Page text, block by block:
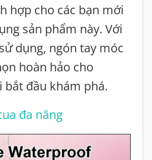
hợp cho các bạn mới
sản phẩm này. Với
dụng, ngón tay móc
hoàn hảo cho
đầu khám phá.
đa năng